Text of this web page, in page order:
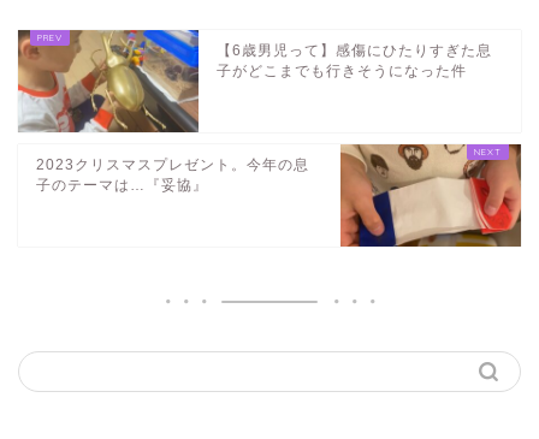
【6歳男児って】感傷にひたりすぎた息
子がどこまでも行きそうになった件
2023クリスマスプレゼント。今年の息
子のテーマは…『妥協』